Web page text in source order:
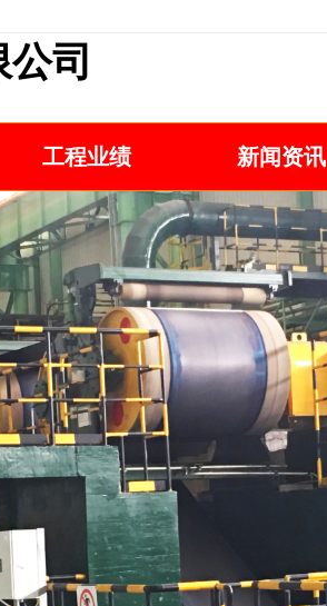
工程业绩 新闻资讯
司